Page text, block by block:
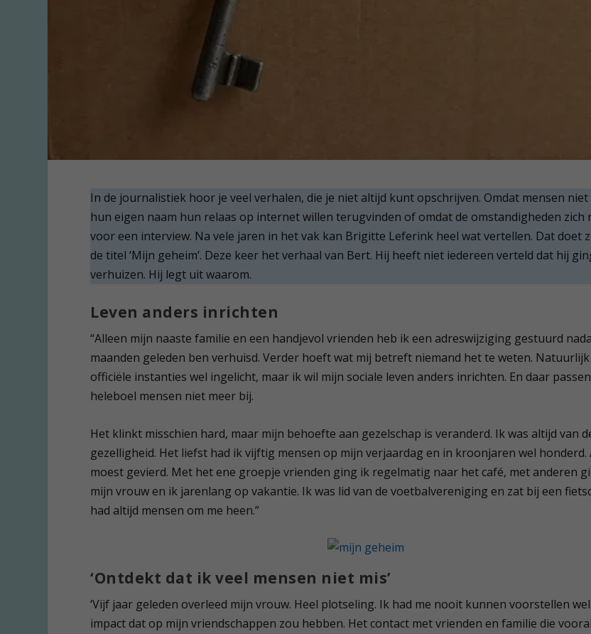
In de journalistiek hoor je veel verhalen, die je niet altijd kunt opschrijven. Omdat mensen
hun eigen naam hun relaas op internet willen terugvinden of omdat de omstandigheden zich
voor een interview. Na vele jaren in het vak kan Brigitte Leferink heel wat vertellen. Dat doet
de titel ‘Mijn geheim’. Deze keer het verhaal van Bert. Hij heeft niet iedereen verteld dat hij
verhuizen. Hij legt uit waarom.
Leven anders inrichten
“Alleen mijn naaste familie en een handjevol vrienden heb ik een adreswijziging gestuurd
maanden geleden ben verhuisd. Verder hoeft wat mij betreft niemand het te weten. Natuurlijk
officiële instanties wel ingelicht, maar ik wil mijn sociale leven anders inrichten. En daar
heleboel mensen niet meer bij.
Het klinkt misschien hard, maar mijn behoefte aan gezelschap is veranderd. Ik was altijd van
gezelligheid. Het liefst had ik vijftig mensen op mijn verjaardag en in kroonjaren wel honderd.
moest gevierd. Met het ene groepje vrienden ging ik regelmatig naar het café, met anderen
mijn vrouw en ik jarenlang op vakantie. Ik was lid van de voetbalvereniging en zat bij een
had altijd mensen om me heen.”
‘Ontdekt dat ik veel mensen niet mis’
‘Vijf jaar geleden overleed mijn vrouw. Heel plotseling. Ik had me nooit kunnen voorstellen
impact dat op mijn vriendschappen zou hebben. Het contact met vrienden en familie die